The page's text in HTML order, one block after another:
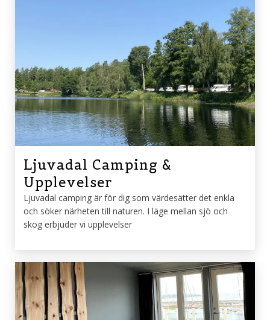
Ljuvadal Camping &
Upplevelser
Ljuvadal camping är för dig som värdesätter det enkla
och söker närheten till naturen. I läge mellan sjö och
skog erbjuder vi upplevelser